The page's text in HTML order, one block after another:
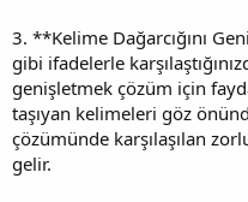
3. **Kelime Dağarcığını
gibi ifadelerle
genişletmek çözüm için
taşıyan kelimeleri göz
çözümünde karşılaşılan
gelir.